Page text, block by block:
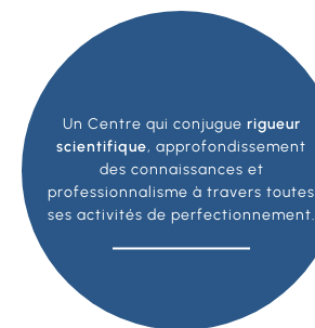
Un Centre qui conjugue rigueur
scientifique, approfondissement
des connaissances et
professionnalisme à travers toutes
ses activités de perfectionnement.